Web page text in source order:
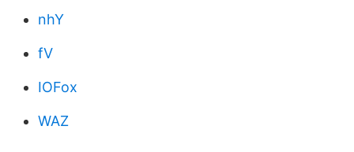
nhY
fV
IOFox
WAZ